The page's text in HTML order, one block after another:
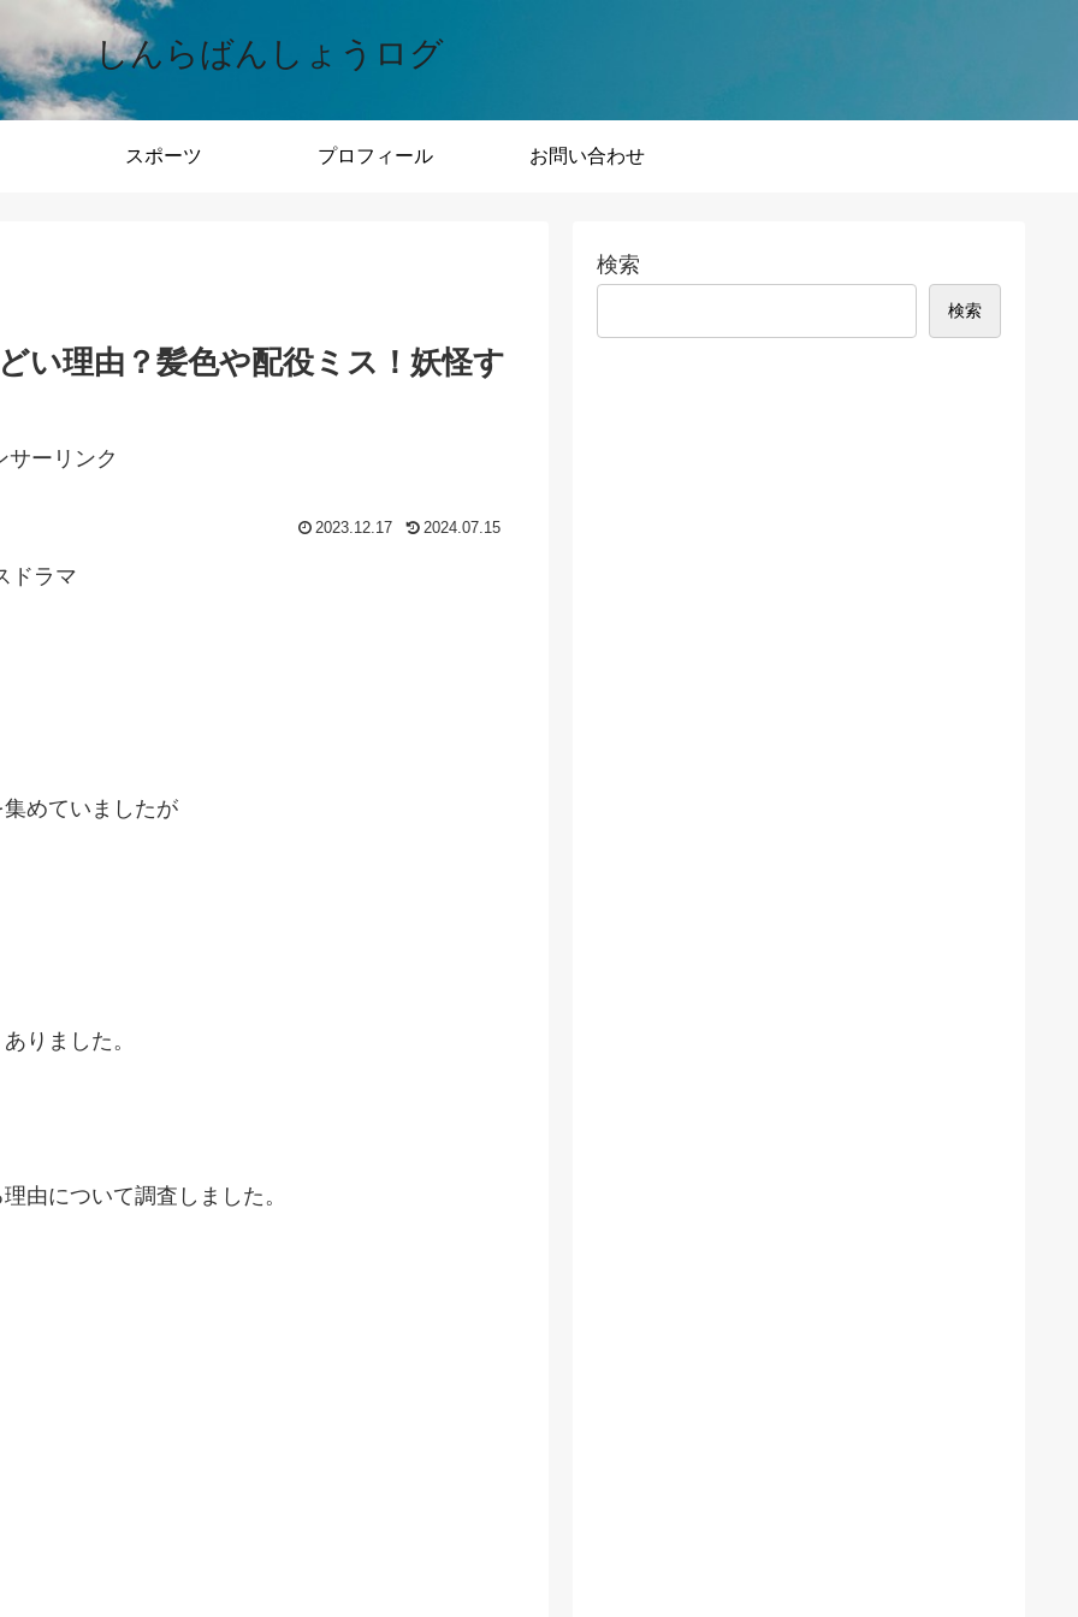
しんらばんしょうログ
スポーツ プロフィール お問い合わせ
い理由？髪色や配役ミス！妖怪す
サーリンク
2023.12.17 2024.07.15
ドラマ
めていましたが
りました。
由について調査しました。
検索
検索